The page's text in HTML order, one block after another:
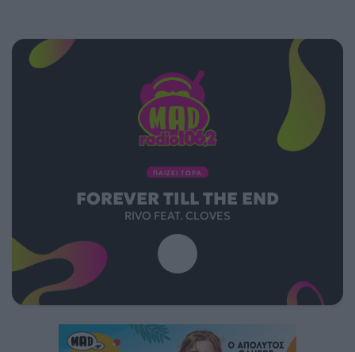
ΠΑΙΖΕΙ ΤΩΡΑ
FOREVER TILL THE END
RIVO FEAT. CLOVES